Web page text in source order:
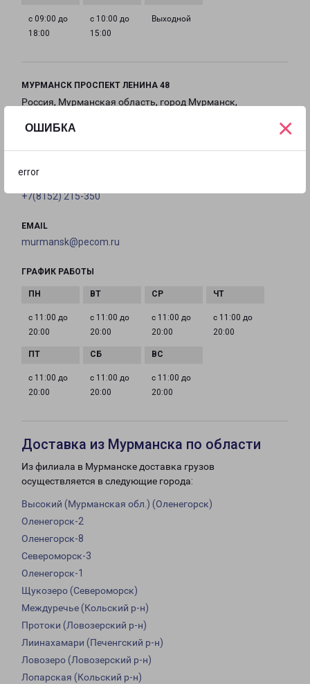
ОШИБКА
error
×
с 09:00 до
18:00
с 10:00 до
15:00
Выходной
МУРМАНСК ПРОСПЕКТ ЛЕНИНА 48
Россия, Мурманская область, город Мурманск,
на карте
+7(8152) 215-350
EMAIL
murmansk@pecom.ru
ГРАФИК РАБОТЫ
с 11:00 до
20:00
с 11:00 до
20:00
с 11:00 до
20:00
с 11:00 до
20:00
с 11:00 до
20:00
с 11:00 до
20:00
с 11:00 до
20:00
Доставка из Мурманска по области
Из филиала в Мурманске доставка грузов
осуществляется в следующие города:
Высокий (Мурманская обл.) (Оленегорск)
Оленегорск-2
Оленегорск-8
Североморск-3
Оленегорск-1
Щукозеро (Североморск)
Междуречье (Кольский р-н)
Протоки (Ловозерский р-н)
Лиинахамари (Печенгский р-н)
Ловозеро (Ловозерский р-н)
Лопарская (Кольский р-н)